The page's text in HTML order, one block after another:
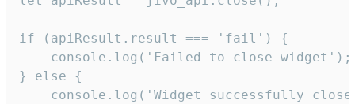
if (apiResult.result === 'fail') {
    console.log('Failed to close widget');
} else {
console.log('Widget successfully